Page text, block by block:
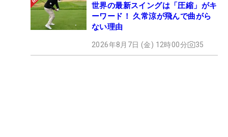
世界の最新スイングは「圧縮」がキ
ーワード！ 久常涼が飛んで曲がら
ない理由
2026年8月7日 (金) 12時00分 35